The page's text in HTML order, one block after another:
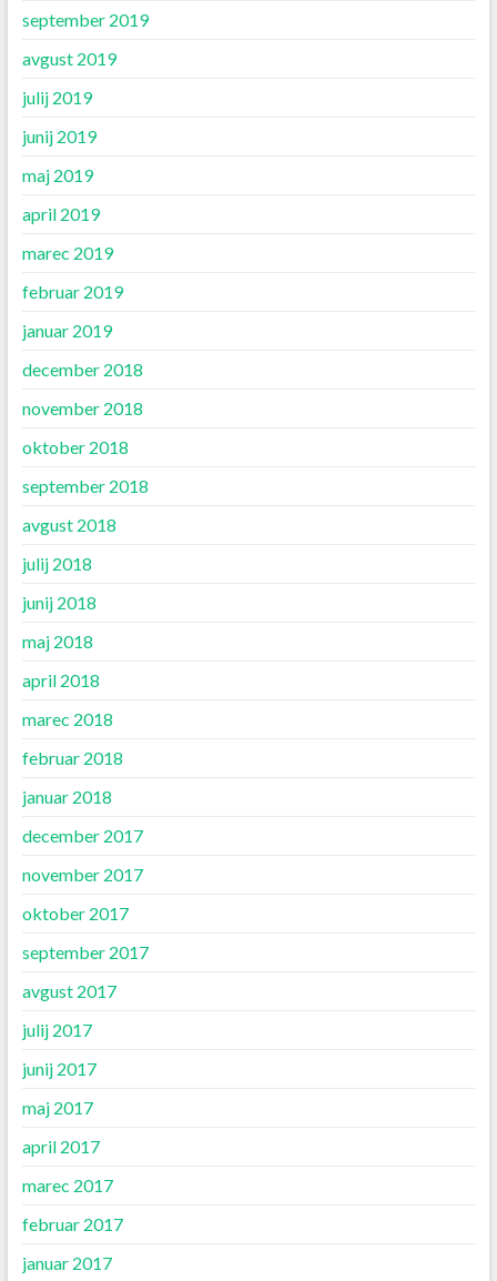
september 2019
avgust 2019
julij 2019
junij 2019
maj 2019
april 2019
marec 2019
februar 2019
januar 2019
december 2018
november 2018
oktober 2018
september 2018
avgust 2018
julij 2018
junij 2018
maj 2018
april 2018
marec 2018
februar 2018
januar 2018
december 2017
november 2017
oktober 2017
september 2017
avgust 2017
julij 2017
junij 2017
maj 2017
april 2017
marec 2017
februar 2017
januar 2017